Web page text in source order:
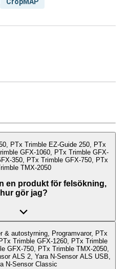
PTx Trimble EZ-Guide 250, PTx
GFX-1060, PTx Trimble GFX-
350, PTx Trimble GFX-750, PTx
TMX-2050
en produkt för felsökning,
hur gör jag?
& autostyrning, Programvaror, PTx
Trimble GFX-1260, PTx Trimble
GFX-750, PTx Trimble TMX-2050,
ALS 2, Yara N-Sensor ALS USB,
N-Sensor Classic